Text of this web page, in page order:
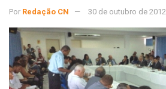
Por Redação CN 30 de outubro de 2012